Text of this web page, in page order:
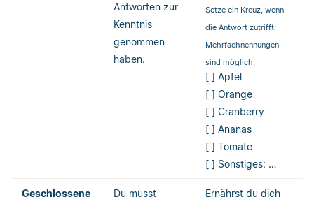
Antworten zur
Kenntnis
genommen
haben.
Setze ein Kreuz, wenn
die Antwort zutrifft;
Mehrfachnennungen
sind möglich.
[ ] Apfel
[ ] Orange
[ ] Cranberry
[ ] Ananas
[ ] Tomate
[ ] Sonstiges: …
Geschlossene
Du musst
Ernährst du dich